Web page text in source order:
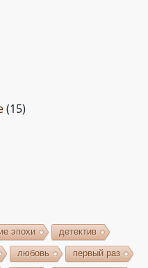
(15)
эпохи детектив
любовь первый раз